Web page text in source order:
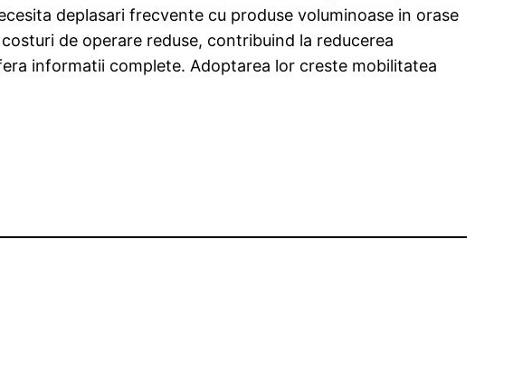
deplasari frecvente cu produse voluminoase in orase
de operare reduse, contribuind la reducerea
informatii complete. Adoptarea lor creste mobilitatea